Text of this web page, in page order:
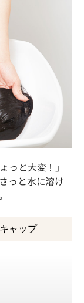
っと大変！」
っと水に溶け
ャップ